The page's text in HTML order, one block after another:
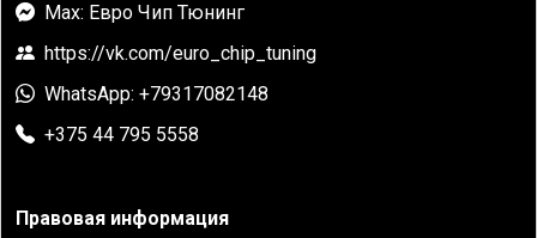
Max: Евро Чип Тюнинг
https://vk.com/euro_chip_tuning
WhatsApp: +79317082148
+375 44 795 5558
Правовая информация